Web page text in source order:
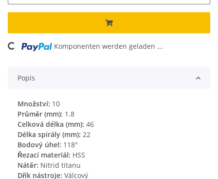
Komponenten werden geladen ...
Popis
Množství: 10
Průměr (mm): 1.8
Celková délka (mm): 46
Délka spirály (mm): 22
Bodový úhel: 118°
Řezací materiál: HSS
Nátěr: Nitrid titanu
Dřík nástroje: Válcový